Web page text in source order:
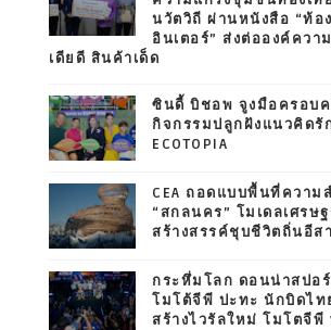
นวัตวิถี ผ่านหนังสือ “ท้อ
อินเตอร์” ส่งต่อองค์ควา
เดียดี สินค้าเด็ด
ซินดี้ บิชอพ จูงมือครอบค
กิจกรรมปลูกฝังแนวคิดรั
ECOTOPIA
CEA ถอดแบบพื้นที่ความส
“สกลนคร” โมเดลเศรษ
สร้างสรรค์ชุบชีวิตถิ่นอีส
กระหึ่มโลก ดอนน่าสปอ
โมโต้จีพี ปะทะ นักบิดไท
สร้างไวรัลใหม่ โมโตจีพี